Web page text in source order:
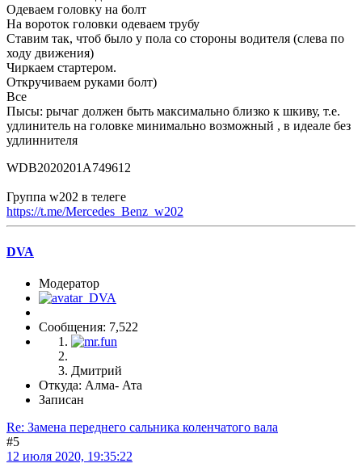
Одеваем головку на болт
На вороток головки одеваем трубу
Ставим так, чтоб было у пола со стороны водителя (слева по
ходу движения)
Чиркаем стартером.
Откручиваем руками болт)
Все
Пысы: рычаг должен быть максимально близко к шкиву, т.е.
удлинитель на головке минимально возможный , в идеале без
удлиннителя
WDB2020201A749612
Группа w202 в телеге
https://t.me/Mercedes_Benz_w202
DVA
Модератор
Сообщения: 7,522
Дмитрий
Откуда: Алма- Ата
Записан
Re: Замена переднего сальника коленчатого вала
#5
12 июля 2020, 19:35:22